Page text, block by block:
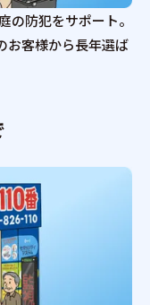
の防犯をサポート。
お客様から長年選ば